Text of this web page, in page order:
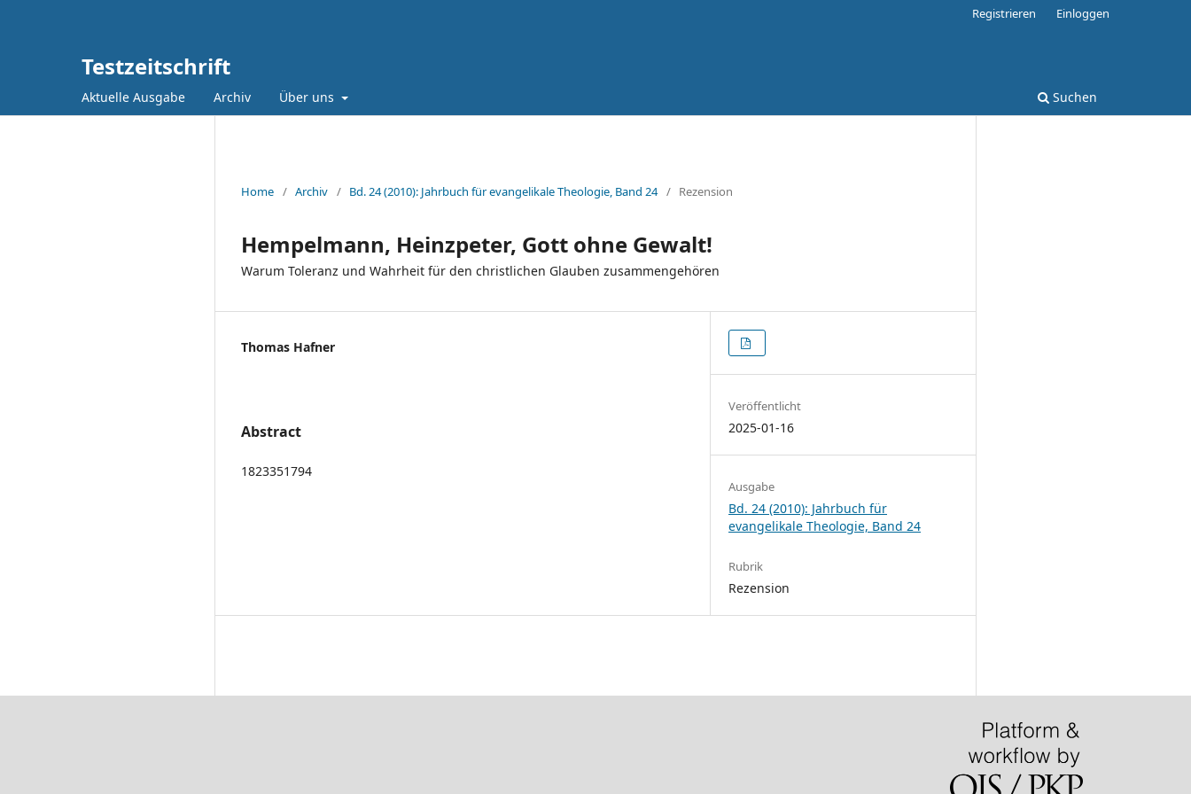
Testzeitschrift
Aktuelle Ausgabe Archiv Über uns Suchen
Registrieren Einloggen
Home / Archiv / Bd. 24 (2010): Jahrbuch für evangelikale Theologie, Band 24 / Rezension
Hempelmann, Heinzpeter, Gott ohne Gewalt!
Warum Toleranz und Wahrheit für den christlichen Glauben zusammengehören
Thomas Hafner
Abstract
1823351794
Veröffentlicht
2025-01-16
Ausgabe
Bd. 24 (2010): Jahrbuch für
evangelikale Theologie, Band 24
Rubrik
Rezension